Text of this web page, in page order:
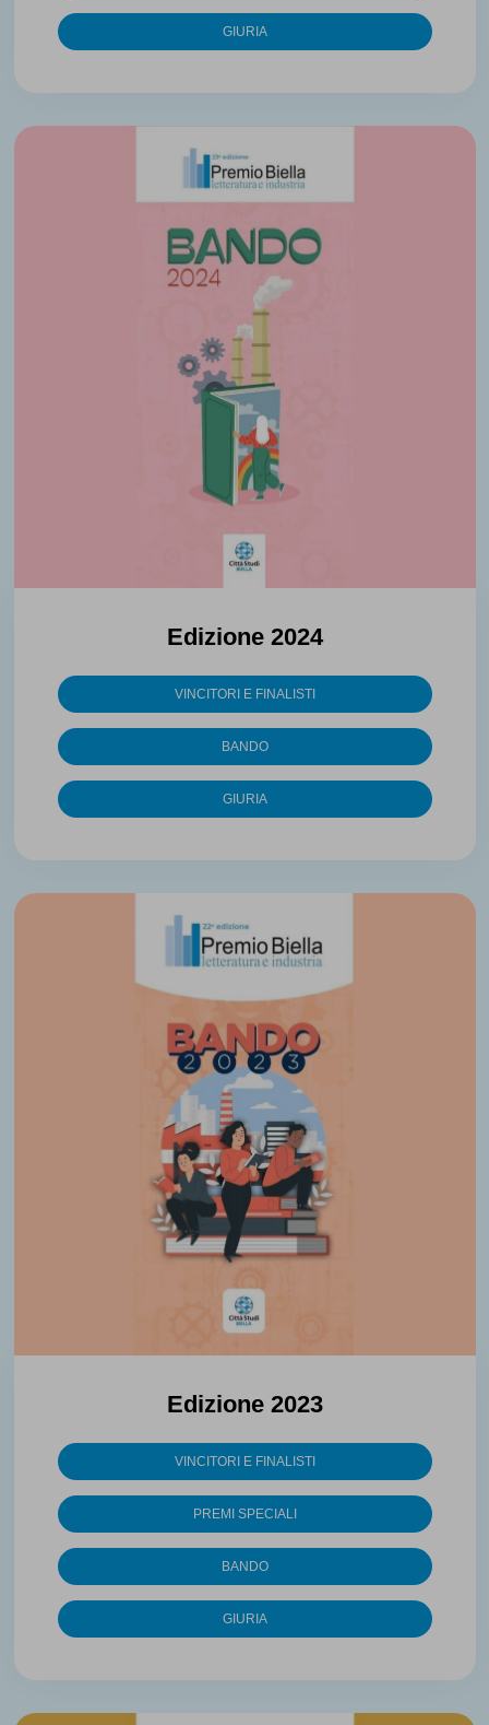
GIURIA
Edizione 2024
VINCITORI E FINALISTI
BANDO
GIURIA
Edizione 2023
VINCITORI E FINALISTI
PREMI SPECIALI
BANDO
GIURIA